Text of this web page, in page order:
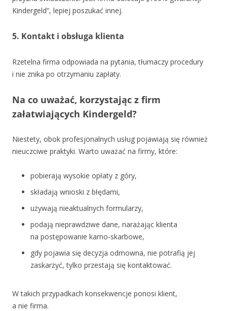
Kindergeld”, lepiej poszukać innej.
5. Kontakt i obsługa klienta
Rzetelna firma odpowiada na pytania, tłumaczy procedury
i nie znika po otrzymaniu zapłaty.
Na co uważać, korzystając z firm
załatwiających Kindergeld?
Niestety, obok profesjonalnych usług pojawiają się również
nieuczciwe praktyki. Warto uważać na firmy, które:
pobierają wysokie opłaty z góry,
składają wnioski z błędami,
używają nieaktualnych formularzy,
podają nieprawdziwe dane, narażając klienta
na postępowanie karno‑skarbowe,
gdy pojawia się decyzja odmowna, nie potrafią jej
zaskarżyć, tylko przestają się kontaktować.
W takich przypadkach konsekwencje ponosi klient,
a nie firma.